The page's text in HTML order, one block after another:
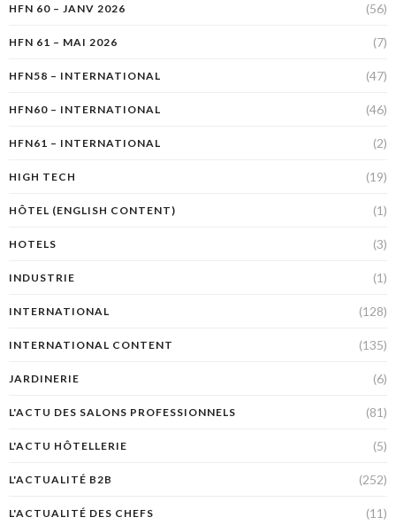
HFN 60 – JANV 2026 (56)
HFN 61 – MAI 2026 (7)
HFN58 – INTERNATIONAL (47)
HFN60 – INTERNATIONAL (46)
HFN61 – INTERNATIONAL (2)
HIGH TECH (19)
HÔTEL (ENGLISH CONTENT) (1)
HOTELS (3)
INDUSTRIE (1)
INTERNATIONAL (128)
INTERNATIONAL CONTENT (135)
JARDINERIE (6)
L'ACTU DES SALONS PROFESSIONNELS (81)
L'ACTU HÔTELLERIE (5)
L'ACTUALITÉ B2B (252)
L'ACTUALITÉ DES CHEFS (11)